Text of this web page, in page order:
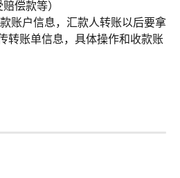
偿款等）
转账单信息，具体操作和收款账